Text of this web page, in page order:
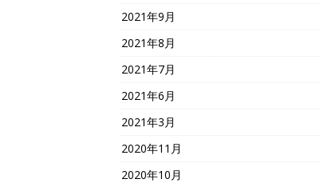
2021年9月
2021年8月
2021年7月
2021年6月
2021年3月
2020年11月
2020年10月